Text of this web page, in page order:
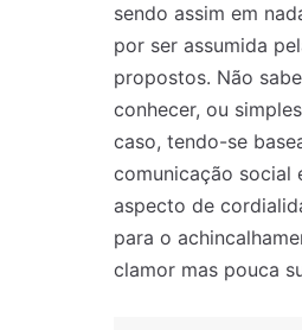
sendo assim em
por ser assumida
propostos. Não
conhecer, ou
caso, tendo-se
comunicação social
aspecto de
para o
clamor mas pouca